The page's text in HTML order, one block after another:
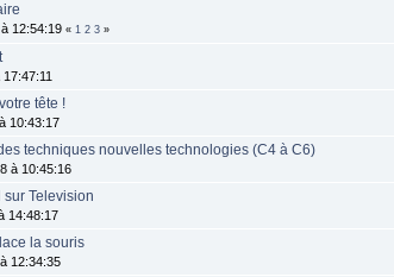
12:54:19 « 1 2 3 »
tête !
10:43:17
techniques nouvelles technologies (C4 à C6)
à 10:45:16
Television
14:48:17
la souris
12:34:35